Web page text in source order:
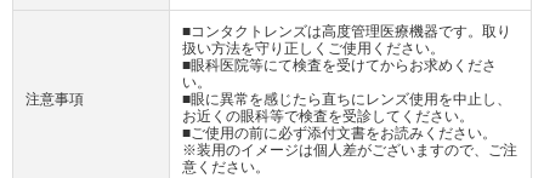
注意事項
■コンタクトレンズは高度管理医療機器です。取り
扱い方法を守り正しくご使用ください。
■眼科医院等にて検査を受けてからお求めくださ
い。
■眼に異常を感じたら直ちにレンズ使用を中止し、
お近くの眼科等で検査を受診してください。
■ご使用の前に必ず添付文書をお読みください。
※装用のイメージは個人差がございますので、ご注
意ください。